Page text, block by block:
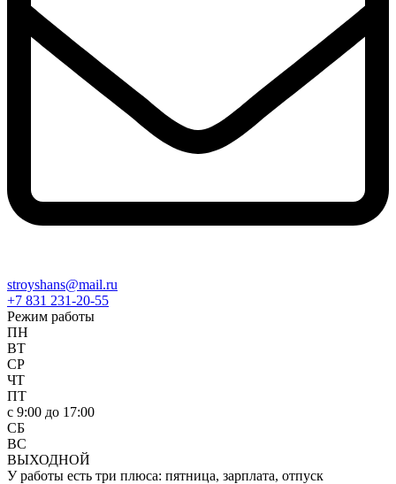
stroyshans@mail.ru
+7 831 231-20-55
Режим работы
ПН
ВТ
СР
ЧТ
ПТ
c 9:00 до 17:00
СБ
ВС
ВЫХОДНОЙ
У работы есть три плюса: пятница, зарплата, отпуск